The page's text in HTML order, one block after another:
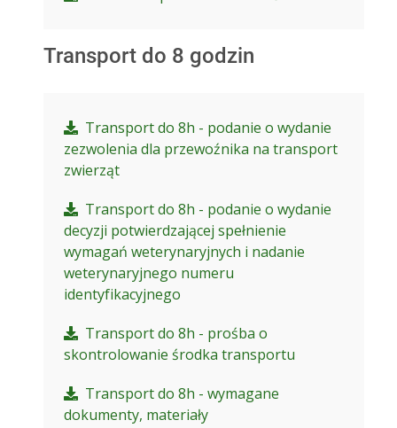
Transport do 8 godzin
Transport do 8h - podanie o wydanie
zezwolenia dla przewoźnika na transport
zwierząt
Transport do 8h - podanie o wydanie
decyzji potwierdzającej spełnienie
wymagań weterynaryjnych i nadanie
weterynaryjnego numeru
identyfikacyjnego
Transport do 8h - prośba o
skontrolowanie środka transportu
Transport do 8h - wymagane
dokumenty, materiały